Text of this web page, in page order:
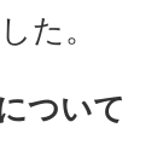
た。
ついて